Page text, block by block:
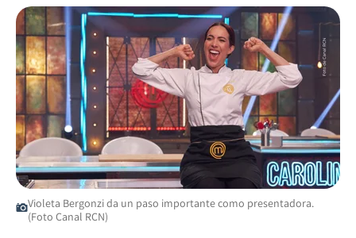
Violeta Bergonzi da un paso importante como presentadora.
(Foto Canal RCN)